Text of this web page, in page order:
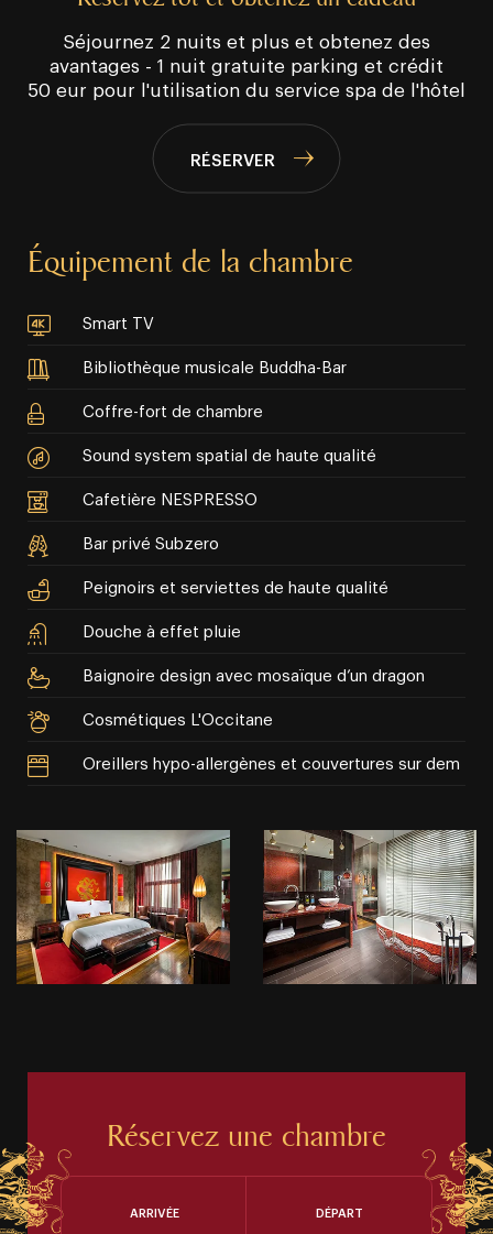
Séjournez 2 nuits et plus et obtenez des
avantages - 1 nuit gratuite parking et crédit
50 eur pour l'utilisation du service spa de l'hôtel
RÉSERVER
Équipement de la chambre
Smart TV
Bibliothèque musicale Buddha-Bar
Coffre-fort de chambre
Sound system spatial de haute qualité
Cafetière NESPRESSO
Bar privé Subzero
Peignoirs et serviettes de haute qualité
Douche à effet pluie
Baignoire design avec mosaïque d’un dragon
Cosmétiques L'Occitane
Oreillers hypo-allergènes et couvertures sur dem
Réservez une chambre
ARRIVÉE DÉPART